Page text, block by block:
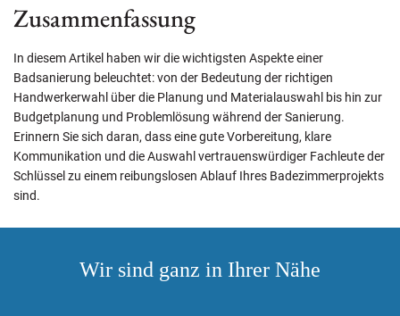
Zusammenfassung
In diesem Artikel haben wir die wichtigsten Aspekte einer
Badsanierung beleuchtet: von der Bedeutung der richtigen
Handwerkerwahl über die Planung und Materialauswahl bis hin zur
Budgetplanung und Problemlösung während der Sanierung.
Erinnern Sie sich daran, dass eine gute Vorbereitung, klare
Kommunikation und die Auswahl vertrauenswürdiger Fachleute der
Schlüssel zu einem reibungslosen Ablauf Ihres Badezimmerprojekts
sind.
Wir sind ganz in Ihrer Nähe